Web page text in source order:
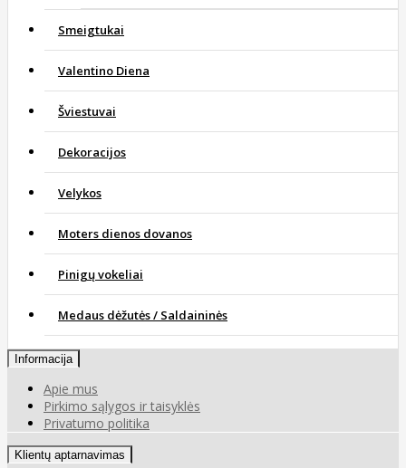
Smeigtukai
Valentino Diena
Šviestuvai
Dekoracijos
Velykos
Moters dienos dovanos
Pinigų vokeliai
Medaus dėžutės / Saldaininės
Informacija
Apie mus
Pirkimo sąlygos ir taisyklės
Privatumo politika
Klientų aptarnavimas